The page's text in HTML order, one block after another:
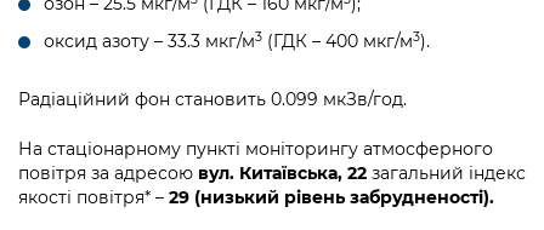
оксид азоту – 33.3 мкг/м3 (ГДК – 400 мкг/м3).
Радіаційний фон становить 0.099 мкЗв/год.
На стаціонарному пункті моніторингу атмосферного
повітря за адресою вул. Китаївська, 22 загальний індекс
якості повітря* – 29 (низький рівень забрудненості).